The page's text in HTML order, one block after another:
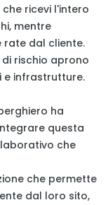
ricevi l'intero
mentre
rate dal cliente.
rischio aprono
e infrastrutture.
ha
questa
che
che permette
dal loro sito,